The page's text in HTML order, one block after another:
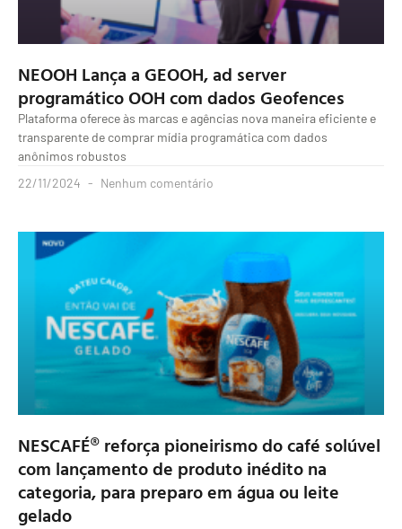
NEOOH Lança a GEOOH, ad server
programático OOH com dados Geofences
Plataforma oferece às marcas e agências nova maneira eficiente e
transparente de comprar mídia programática com dados
anônimos robustos
22/11/2024
Nenhum comentário
NESCAFÉ® reforça pioneirismo do café solúvel
com lançamento de produto inédito na
categoria, para preparo em água ou leite
gelado